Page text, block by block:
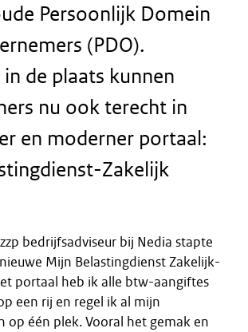
Persoonlijk Domein
(PDO).
de plaats kunnen
nu ook terecht in
en moderner portaal:
Zakelijk
bedrijfsadviseur bij Nedia stapte
Mijn Belastingdienst Zakelijk-
portaal heb ik alle btw-aangiftes
een rij en regel ik al mijn
op één plek. Vooral het gemak en